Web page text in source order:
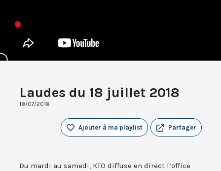
Laudes du 18 juillet 2018
18/07/2018
Partager
Ajouter à ma playlist
Du mardi au samedi, KTO diffuse en direct l’office